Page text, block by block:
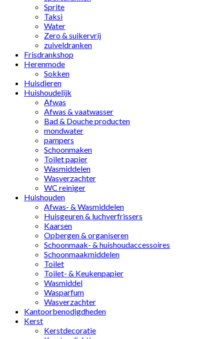
Sprite
Taksi
Water
Zero & suikervrij
zuiveldranken
Frisdrankshop
Herenmode
Sokken
Huisdieren
Huishoudelijk
Afwas
Afwas & vaatwasser
Bad & Douche producten
mondwater
pampers
Schoonmaken
Toilet papier
Wasmiddelen
Wasverzachter
WC reiniger
Huishouden
Afwas- & Wasmiddelen
Huisgeuren & luchverfrissers
Kaarsen
Opbergen & organiseren
Schoonmaak- & huishoudaccessoires
Schoonmaakmiddelen
Toilet
Toilet- & Keukenpapier
Wasmiddel
Wasparfum
Wasverzachter
Kantoorbenodigdheden
Kerst
Kerstdecoratie